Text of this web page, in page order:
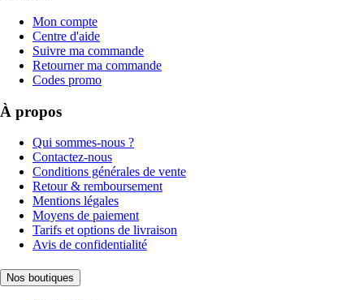
Mon compte
Centre d'aide
Suivre ma commande
Retourner ma commande
Codes promo
À propos
Qui sommes-nous ?
Contactez-nous
Conditions générales de vente
Retour & remboursement
Mentions légales
Moyens de paiement
Tarifs et options de livraison
Avis de confidentialité
Nos boutiques